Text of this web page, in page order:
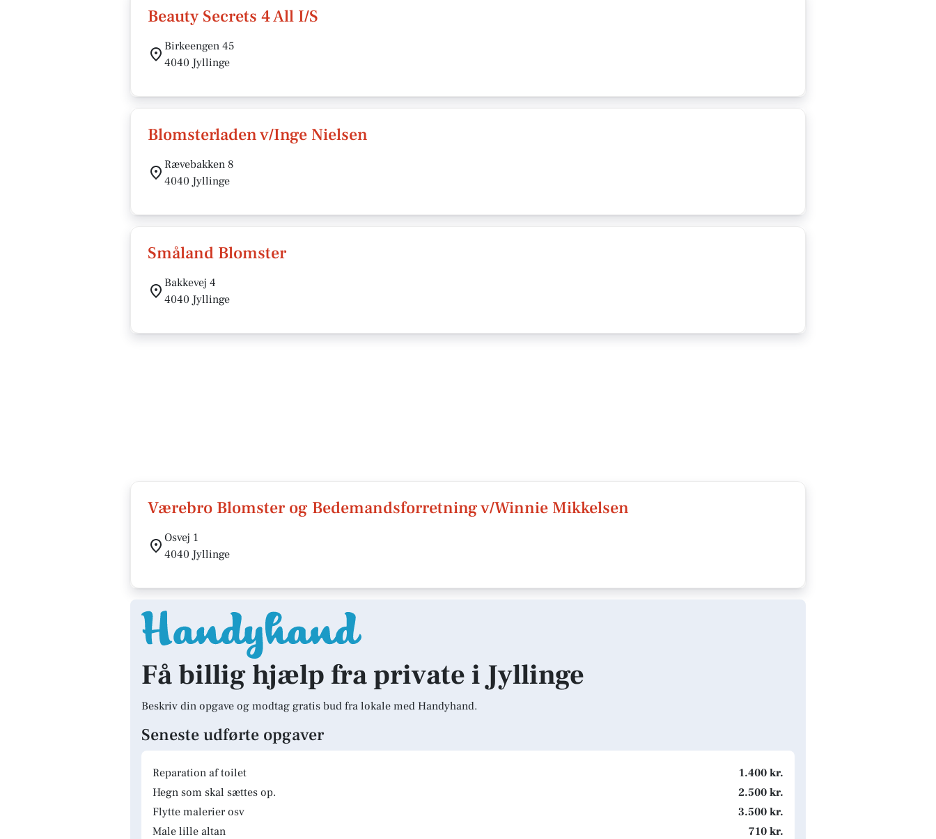
Beauty Secrets 4 All I/S
Birkeengen 45
4040 Jyllinge
Blomsterladen v/Inge Nielsen
Rævebakken 8
4040 Jyllinge
Småland Blomster
Bakkevej 4
4040 Jyllinge
Værebro Blomster og Bedemandsforretning v/Winnie Mikkelsen
Osvej 1
4040 Jyllinge
Få billig hjælp fra private i Jyllinge
Beskriv din opgave og modtag gratis bud fra lokale med Handyhand.
Seneste udførte opgaver
Reparation af toilet
1.400 kr.
Hegn som skal sættes op.
2.500 kr.
Flytte malerier osv
3.500 kr.
Male lille altan
710 kr.